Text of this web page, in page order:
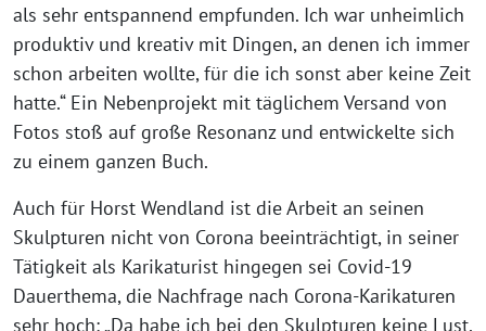
als sehr entspannend empfunden. Ich war unheimlich
produktiv und kreativ mit Dingen, an denen ich immer
schon arbeiten wollte, für die ich sonst aber keine Zeit
hatte.“ Ein Nebenprojekt mit täglichem Versand von
Fotos stoß auf große Resonanz und entwickelte sich
zu einem ganzen Buch.
Auch für Horst Wendland ist die Arbeit an seinen
Skulpturen nicht von Corona beeinträchtigt, in seiner
Tätigkeit als Karikaturist hingegen sei Covid-19
Dauerthema, die Nachfrage nach Corona-Karikaturen
sehr hoch: „Da habe ich bei den Skulpturen keine Lust,